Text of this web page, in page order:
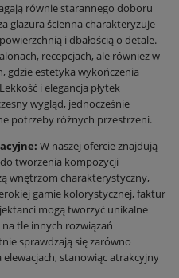
równie starannego doboru
glazura ścienna charakteryzuje
i dbałością o detale.
recepcjach, ale również w
gdzie estetyka wykończenia
i elegancja płytek
wygląd, jednocześnie
potrzeby różnych przestrzeni.
W naszej ofercie znajdują
tworzenia kompozycji
wnętrzom charakterystyczny,
gamie kolorystycznej, faktur
mogą tworzyć unikalne
tle innych rozwiązań
sprawdzają się zarówno
stanowiąc atrakcyjny